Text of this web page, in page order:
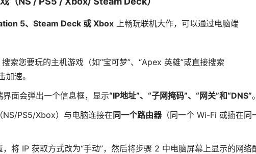
5、Steam Deck 或 Xbox 上畅玩联机大作，可以通过电脑端
索您要玩的主机游戏（如“宝可梦”、“Apex 英雄”或直接搜索
速。
面会弹出一个信息框，显示“IP地址”、“子网掩码”、“网关”和“DNS”。
NS/PS5/Xbox）与电脑连接在 同一个路由器（同一个 Wi-Fi 或插在同
将 IP 获取方式改为“手动”，然后将步骤 2 中电脑屏幕上显示的网络